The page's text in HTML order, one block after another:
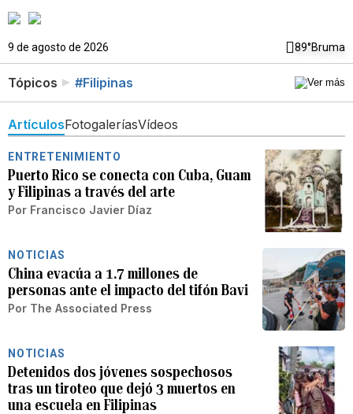
9 de agosto de 2026 89°Bruma
Tópicos #Filipinas
ArtículosFotogaleríasVídeos
ENTRETENIMIENTO
Puerto Rico se conecta con Cuba, Guam
y Filipinas a través del arte
Por Francisco Javier Díaz
NOTICIAS
China evacúa a 1.7 millones de
personas ante el impacto del tifón Bavi
Por The Associated Press
NOTICIAS
Detenidos dos jóvenes sospechosos
tras un tiroteo que dejó 3 muertos en
una escuela en Filipinas